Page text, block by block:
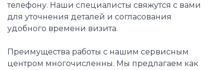
телефону. Наши специалисты свяжутся с вами
для уточнения деталей и согласования
удобного времени визита.
Преимущества работы с нашим сервисным
центром многочисленны. Мы предлагаем как